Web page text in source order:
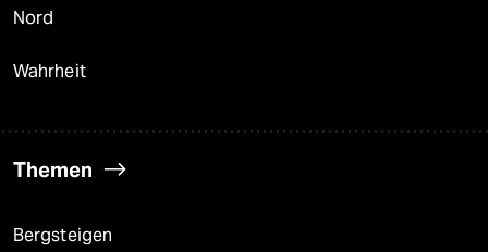
Nord
Wahrheit
Themen
Bergsteigen